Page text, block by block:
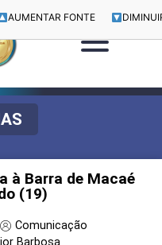
AUMENTAR FONTE
à Barra de Macaé
(19)
Comunicação
Barbosa